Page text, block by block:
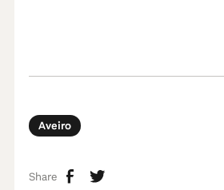
Aveiro
Share